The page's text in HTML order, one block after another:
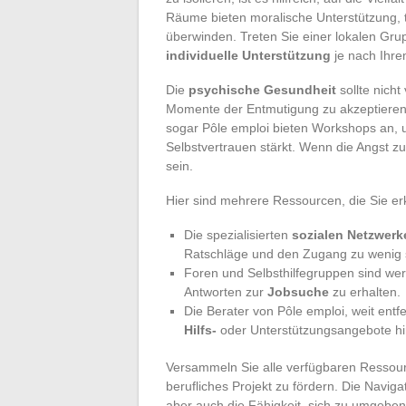
Räume bieten moralische
überwinden. Treten Sie einer lokalen
individuelle Unterstützung je nach
Die psychische Gesundheit sollte nicht
Momente der Entmutigung zu
sogar Pôle emploi bieten Workshops an,
Selbstvertrauen stärkt. Wenn die Angst
sein.
Hier sind mehrere Ressourcen, die Sie
Die spezialisierten sozialen
Ratschläge und den Zugang zu
Foren und Selbsthilfegruppen sind
Antworten zur Jobsuche zu erhalten.
Die Berater von Pôle emploi, weit
Hilfs- oder Unterstützungsangebote
Versammeln Sie alle verfügbaren
berufliches Projekt zu fördern. Die